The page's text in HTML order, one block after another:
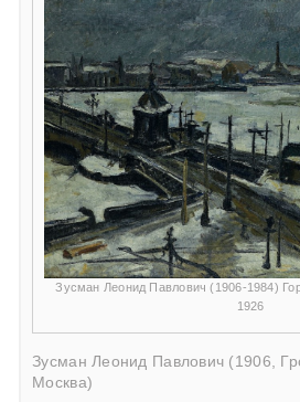
Зусман Леонид Павлович (1906-1984)
1926
Зусман Леонид Павлович (1906,
Москва)